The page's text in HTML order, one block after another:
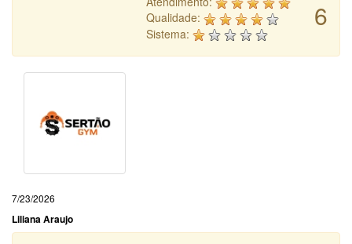
6
Qualidade:
Sistema:
7/23/2026
Liliana Araujo